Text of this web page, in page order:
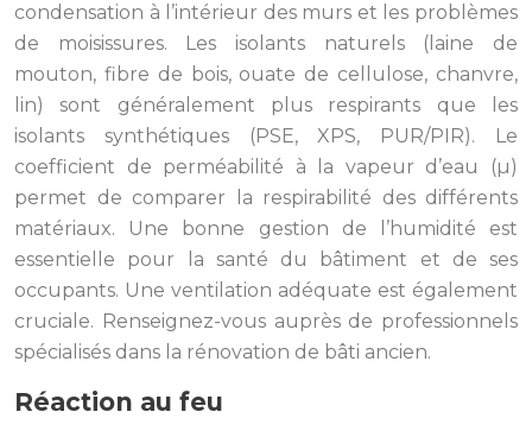
condensation à l’intérieur des murs et les problèmes
de moisissures. Les isolants naturels (laine de
mouton, fibre de bois, ouate de cellulose, chanvre,
lin) sont généralement plus respirants que les
isolants synthétiques (PSE, XPS, PUR/PIR). Le
coefficient de perméabilité à la vapeur d’eau (µ)
permet de comparer la respirabilité des différents
matériaux. Une bonne gestion de l’humidité est
essentielle pour la santé du bâtiment et de ses
occupants. Une ventilation adéquate est également
cruciale. Renseignez-vous auprès de professionnels
spécialisés dans la rénovation de bâti ancien.
Réaction au feu